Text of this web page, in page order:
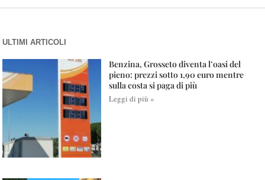
ULTIMI ARTICOLI
Benzina, Grosseto diventa l’oasi del
pieno: prezzi sotto 1,90 euro mentre
sulla costa si paga di più
Leggi di più »